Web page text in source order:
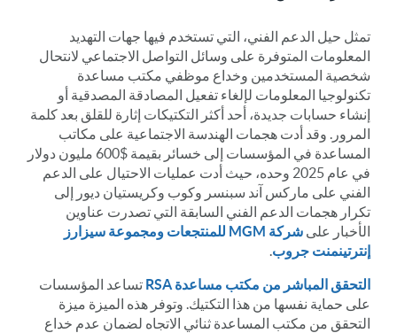
تمثل حيل الدعم الفني، التي تستخدم فيها جهات التهديد
المعلومات المتوفرة على وسائل التواصل الاجتماعي لانتحال
شخصية المستخدمين وخداع موظفي مكتب مساعدة
تكنولوجيا المعلومات لإلغاء تفعيل المصادقة المصدقية أو
إنشاء حسابات جديدة، أحد أكثر التكتيكات إثارة للقلق بعد كلمة
المرور. وقد أدت هجمات الهندسة الاجتماعية على مكاتب
المساعدة في المؤسسات إلى خسائر بقيمة $600 مليون دولار
في عام 2025 وحده، حيث أدت عمليات الاحتيال على الدعم
الفني على ماركس آند سبنسر وكوب وكريستيان ديور إلى
تكرار هجمات الدعم الفني السابقة التي تصدرت عناوين
الأخبار على
شركة MGM للمنتجعات ومجموعة سيزارز
إنترتينمنت جروب
التحقق المباشر من مكتب مساعدة RSA
تساعد المؤسسات
على حماية نفسها من هذا التكتيك. وتوفر هذه الميزة ميزة
التحقق من مكتب المساعدة ثنائي الاتجاه لضمان عدم خداع